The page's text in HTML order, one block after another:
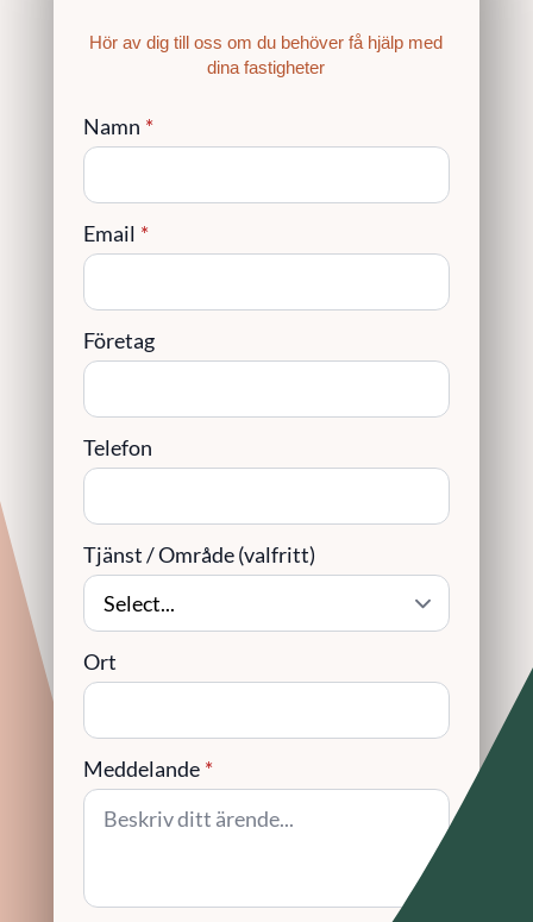
Hör av dig till oss om du behöver få hjälp med
dina fastigheter
Namn *
Email *
Företag
Telefon
Tjänst / Område (valfritt)
Ort
Meddelande *